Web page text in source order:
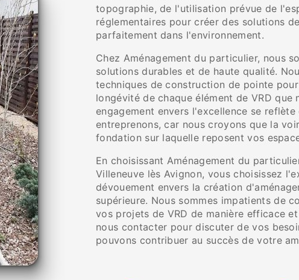
topographie, de l'utilisation prévue de
réglementaires pour créer des solutions
parfaitement dans l'environnement.
Chez Aménagement du particulier, nous
solutions durables et de haute qualité.
techniques de construction de pointe
longévité de chaque élément de VRD que
engagement envers l'excellence se
entreprenons, car nous croyons que la
fondation sur laquelle reposent vos
En choisissant Aménagement du
Villeneuve lès Avignon, vous choisissez
dévouement envers la création
supérieure. Nous sommes impatients de
vos projets de VRD de manière efficace
nous contacter pour discuter de vos
pouvons contribuer au succès de votre